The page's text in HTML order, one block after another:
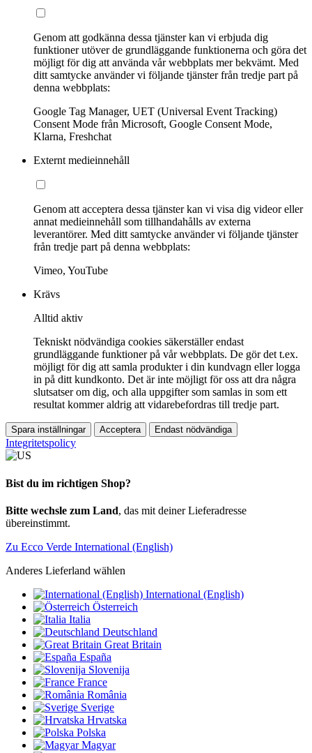
Genom att godkänna dessa tjänster kan vi erbjuda dig
funktioner utöver de grundläggande funktionerna och göra det
möjligt för dig att använda vår webbplats mer bekvämt. Med
ditt samtycke använder vi följande tjänster från tredje part på
denna webbplats:
Google Tag Manager, UET (Universal Event Tracking)
Consent Mode från Microsoft, Google Consent Mode,
Klarna, Freshchat
Externt medieinnehåll
Genom att acceptera dessa tjänster kan vi visa dig videor eller
annat medieinnehåll som tillhandahålls av externa
leverantörer. Med ditt samtycke använder vi följande tjänster
från tredje part på denna webbplats:
Vimeo, YouTube
Krävs
Alltid aktiv
Tekniskt nödvändiga cookies säkerställer endast
grundläggande funktioner på vår webbplats. De gör det t.ex.
möjligt för dig att samla produkter i din kundvagn eller logga
in på ditt kundkonto. Det är inte möjligt för oss att dra några
slutsatser om dig, och alla uppgifter som samlas in som ett
resultat kommer aldrig att vidarebefordras till tredje part.
Spara inställningar Acceptera Endast nödvändiga
Integritetspolicy
Bist du im richtigen Shop?
Bitte wechsle zum Land, das mit deiner Lieferadresse
übereinstimmt.
Zu Ecco Verde International (English)
Anderes Lieferland wählen
International (English)
Österreich
Italia
Deutschland
Great Britain
España
Slovenija
France
România
Sverige
Hrvatska
Polska
Magyar